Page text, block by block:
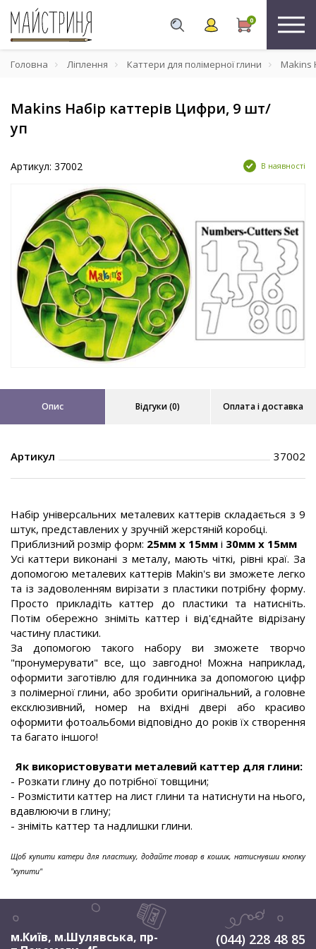
0
Головна Ліплення Каттери для полімерної глини Makins
Makins Набір каттерів Цифри, 9 шт/
уп
Артикул: 37002 В наявності
Опис Відгуки (0) Оплата і доставка
Артикул 37002
Набір універсальних металевих каттерів складається з 9
штук, представлених у зручній жерстяній коробці.
Приблизний розмір форм: 25мм x 15мм і 30мм x 15мм
Усі каттери виконані з металу, мають чіткі, рівні краї. За
допомогою металевих каттерів Makin's ви зможете легко
та із задоволенням вирізати з пластики потрібну форму.
Просто прикладіть каттер до пластики та натисніть.
Потім обережно зніміть каттер і від'єднайте відрізану
частину пластики.
За допомогою такого набору ви зможете творчо
"пронумерувати" все, що завгодно! Можна наприклад,
оформити заготівлю для годинника за допомогою цифр
з полімерної глини, або зробити оригінальний, а головне
ексклюзивний, номер на вхідні двері або красиво
оформити фотоальбоми відповідно до років їх створення
та багато іншого!
Як використовувати металевий каттер для глини:
- Розкати глину до потрібної товщини;
- Розмістити каттер на лист глини та натиснути на нього,
вдавлюючи в глину;
- зніміть каттер та надлишки глини.
Щоб купити катери для пластику, додайте товар в кошик, натиснувши кнопку
"купити"
м.Київ, м.Шулявська, пр-
(044) 228 48 85